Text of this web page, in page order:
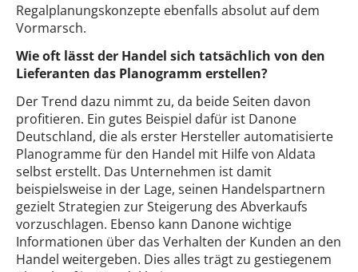
Regalplanungskonzepte ebenfalls absolut auf dem
Vormarsch.
Wie oft lässt der Handel sich tatsächlich von den
Lieferanten das Planogramm erstellen?
Der Trend dazu nimmt zu, da beide Seiten davon
profitieren. Ein gutes Beispiel dafür ist Danone
Deutschland, die als erster Hersteller automatisierte
Planogramme für den Handel mit Hilfe von Aldata
selbst erstellt. Das Unternehmen ist damit
beispielsweise in der Lage, seinen Handelspartnern
gezielt Strategien zur Steigerung des Abverkaufs
vorzuschlagen. Ebenso kann Danone wichtige
Informationen über das Verhalten der Kunden an den
Handel weitergeben. Dies alles trägt zu gestiegenem